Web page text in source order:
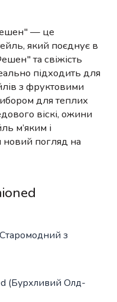
— це
який поєднує в
та свіжість
підходить для
з фруктовими
для теплих
віскі, ожини
м’яким і
погляд на
з
(Бурхливий Олд-